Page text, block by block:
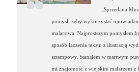
„Sprzedana
pomysł, żeby wykorzystać
malarstwa. Najprostszym pomysłem
sposób łączenia tekstu z ilustracją
sztampowy. Stanąłem w martwym
mi znajomość z wiejskim malarzem z